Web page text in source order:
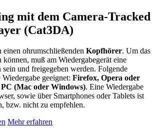
mit dem Camera-Tracked
(Cat3DA)
einen ohrumschließenden Kopfhörer. Um das
muß am Wiedergabegerät eine
sein und freigegeben werden. Folgende
geeignet: Firefox, Opera oder
(Mac oder Windows). Eine Wiedergabe
sowie über Smartphones oder Tablets ist
bzw. nicht zu empfehlen.
Mehr erfahren